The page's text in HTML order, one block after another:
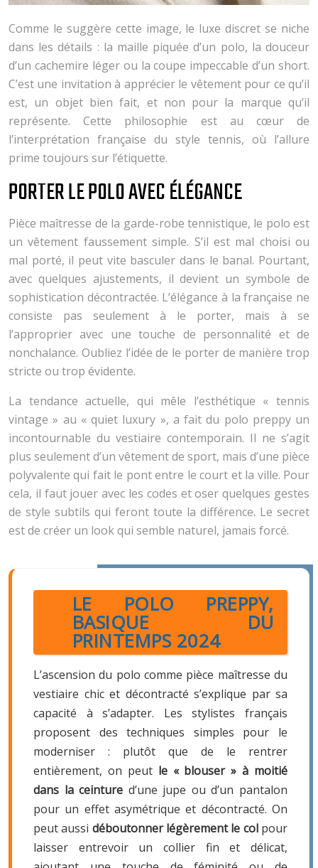
Comme le suggère cette image, le luxe discret se niche
dans les détails : la maille piquée d’un polo, la douceur
d’un cachemire léger ou la coupe impeccable d’un short.
C’est une invitation à apprécier le vêtement pour ce qu’il
est, un objet bien fait, et non pour la marque qu’il
représente. Cette philosophie est au cœur de
l’interprétation française du style tennis, où l’allure
prime toujours sur l’étiquette.
PORTER LE POLO AVEC ÉLÉGANCE
Pièce maîtresse de la garde-robe tennistique, le polo est
un vêtement faussement simple. S’il est mal choisi ou
mal porté, il peut vite basculer dans le banal. Pourtant,
avec quelques ajustements, il devient un symbole de
sophistication décontractée. L’élégance à la française ne
consiste pas seulement à le porter, mais à se
l’approprier avec une touche de personnalité et de
nonchalance. Oubliez l’idée de le porter de manière trop
stricte ou trop évidente.
La tendance actuelle, qui mêle l’esthétique « tennis
vintage » au « quiet luxury », a fait du polo preppy un
incontournable du vestiaire contemporain. Il ne s’agit
plus seulement d’un vêtement de sport, mais d’une pièce
polyvalente qui fait le pont entre le court et la ville. Pour
cela, il faut jouer avec les codes et oser quelques gestes
de style subtils qui feront toute la différence. Le secret
est de créer un look qui semble naturel, jamais forcé.
LE POLO PREPPY,
BASIQUE DU
PRINTEMPS 2024
L’ascension du polo comme pièce maîtresse du
vestiaire chic et décontracté s’explique par sa
capacité à s’adapter. Les stylistes français
proposent des techniques simples pour le
moderniser : plutôt que de le rentrer
entièrement, on peut le « blouser » à moitié
dans la ceinture d’une jupe ou d’un pantalon
pour un effet asymétrique et décontracté. On
peut aussi déboutonner légèrement le colpour
laisser entrevoir un collier fin et délicat,